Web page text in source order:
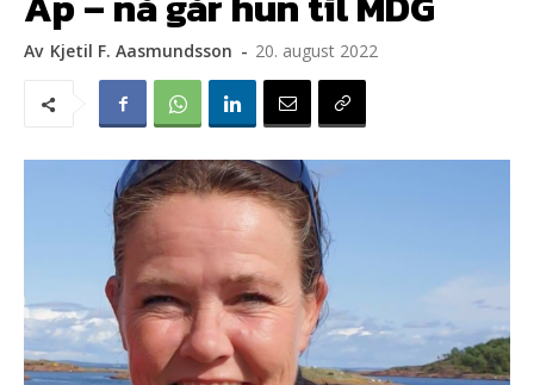
Av Kjetil F. Aasmundsson - 20. august 2022